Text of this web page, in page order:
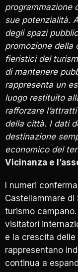
programmazione
sue potenzialità.
degli spazi
promozione della
fieristici del
di mantenere
rappresenta un
luogo restituito
rafforzare
della città. I dati
destinazione
economico del
Vicinanza e
I numeri
Castellammare
turismo
visitatori
e la crescita
rappresentano
continua a